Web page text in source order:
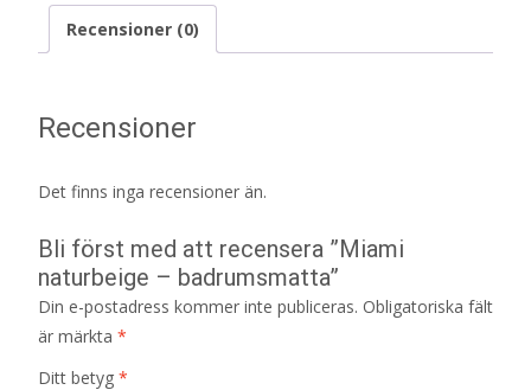
Recensioner (0)
Recensioner
Det finns inga recensioner än.
Bli först med att recensera ”Miami
naturbeige – badrumsmatta”
Din e-postadress kommer inte publiceras. Obligatoriska fält
är märkta *
Ditt betyg *